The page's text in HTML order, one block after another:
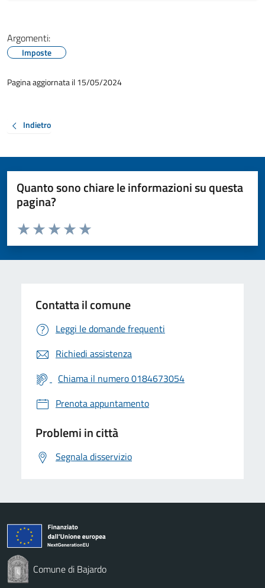
Argomenti:
Imposte
Pagina aggiornata il 15/05/2024
Indietro
Quanto sono chiare le informazioni su questa
pagina?
Valuta da 1 a 5 stelle la pagina
Valuta 5 stelle su 5
Valuta 4 stelle su 5
Valuta 3 stelle su 5
Valuta 2 stelle su 5
Valuta 1 stelle su 5
Contatta il comune
Leggi le domande frequenti
Richiedi assistenza
Chiama il numero 0184673054
Prenota appuntamento
Problemi in città
Segnala disservizio
Comune di Bajardo